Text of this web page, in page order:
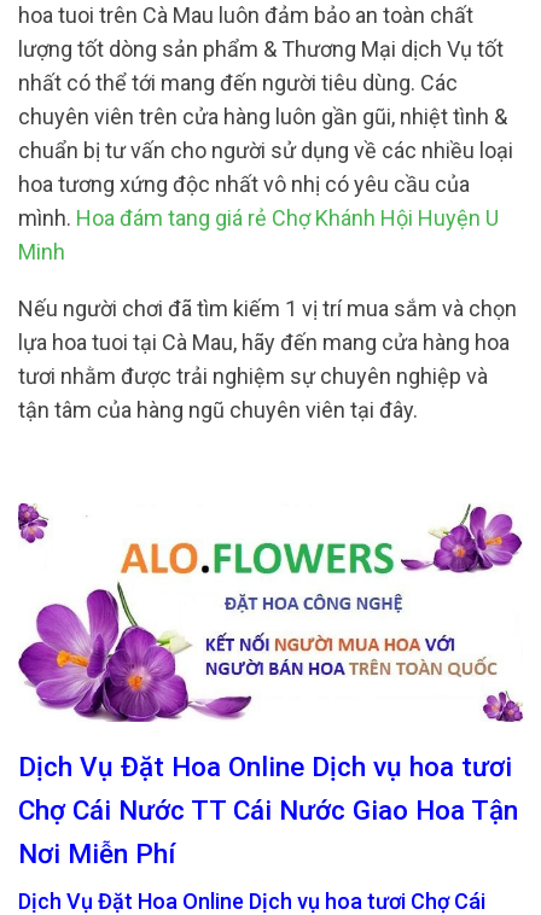
hoa tuoi trên Cà Mau luôn đảm bảo an toàn chất
lượng tốt dòng sản phẩm & Thương Mại dịch Vụ tốt
nhất có thể tới mang đến người tiêu dùng. Các
chuyên viên trên cửa hàng luôn gần gũi, nhiệt tình &
chuẩn bị tư vấn cho người sử dụng về các nhiều loại
hoa tương xứng độc nhất vô nhị có yêu cầu của
mình. Hoa đám tang giá rẻ Chợ Khánh Hội Huyện U
Minh
Nếu người chơi đã tìm kiếm 1 vị trí mua sắm và chọn
lựa hoa tuoi tại Cà Mau, hãy đến mang cửa hàng hoa
tươi nhằm được trải nghiệm sự chuyên nghiệp và
tận tâm của hàng ngũ chuyên viên tại đây.
Dịch Vụ Đặt Hoa Online Dịch vụ hoa tươi
Chợ Cái Nước TT Cái Nước Giao Hoa Tận
Nơi Miễn Phí
Dịch Vụ Đặt Hoa Online Dịch vụ hoa tươi Chợ Cái